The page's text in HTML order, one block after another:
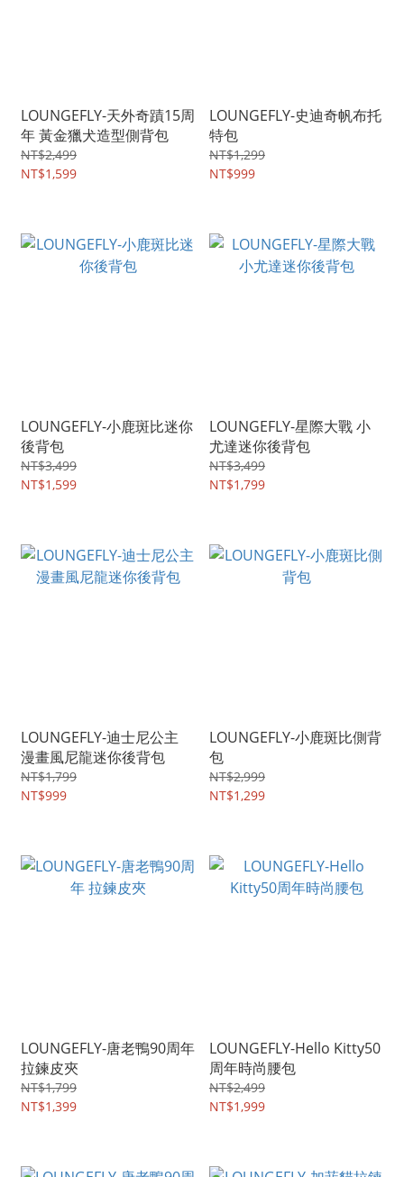
LOUNGEFLY-天外奇蹟15周
年 黃金獵犬造型側背包
NT$2,499
NT$1,599
LOUNGEFLY-史迪奇帆布托
特包
NT$1,299
NT$999
LOUNGEFLY-小鹿斑比迷你
後背包
NT$3,499
NT$1,599
LOUNGEFLY-星際大戰 小
尤達迷你後背包
NT$3,499
NT$1,799
LOUNGEFLY-迪士尼公主
漫畫風尼龍迷你後背包
NT$1,799
NT$999
LOUNGEFLY-小鹿斑比側背
包
NT$2,999
NT$1,299
LOUNGEFLY-唐老鴨90周年
拉鍊皮夾
NT$1,799
NT$1,399
LOUNGEFLY-Hello Kitty50
周年時尚腰包
NT$2,499
NT$1,999